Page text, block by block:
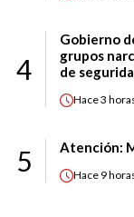
4
Gobierno
grupos
de
Hace3
5 Atención:
Hace 9